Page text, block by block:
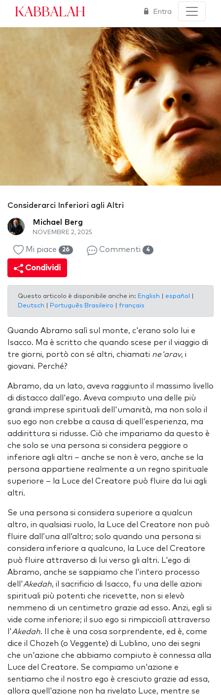
Kabbalah Entra
Considerarci Inferiori agli Altri
Michael Berg
NOVEMBRE 2, 2025
Mi piace 26 Commenti 4
Condividi
Questo articolo è disponibile anche in: English español
Deutsch
Português Brasileiro français
Quando Abramo salì sul monte, c'erano solo lui e
Isacco. Ma è scritto che quando scese per il viaggio di
tre giorni, portò con sé altri, chiamati ne'arav, i
giovani. Perché?
Abramo, da un lato, aveva raggiunto il massimo livello
di distacco dall'ego. Aveva compiuto una delle più
grandi imprese spirituali dell'umanità, ma non solo il
suo ego non crebbe a causa di quell'esperienza, ma
addirittura si ridusse. Ciò che impariamo da questo è
che solo se una persona si considera peggiore o
inferiore agli altri – anche se non è vero, anche se la
persona appartiene realmente a un regno spirituale
superiore – la Luce del Creatore può fluire da lui agli
altri.
Se una persona si considera superiore a qualcun
altro, in qualsiasi ruolo, la Luce del Creatore non può
fluire dall’una all’altro; solo quando una persona si
considera inferiore a qualcuno, la Luce del Creatore
può fluire attraverso di lui verso gli altri. L'ego di
Abramo, anche se sappiamo che l'intero processo
dell'Akedah, il sacrificio di Isacco, fu una delle azioni
spirituali più potenti che ricevette, non si elevò
nemmeno di un centimetro grazie ad esso. Anzi, egli si
vide come inferiore; il suo ego si rimpicciolì attraverso
l'Akedah. Il che è una cosa sorprendente, ed è, come
dice il Chozeh (o Veggente) di Lublino, uno dei segni
che un'azione che abbiamo compiuto è connessa alla
Luce del Creatore. Se compiamo un'azione e
sentiamo che il nostro ego è cresciuto grazie ad essa,
allora quell'azione non ha rivelato Luce, mentre se